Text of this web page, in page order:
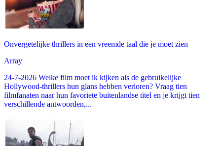
Onvergetelijke thrillers in een vreemde taal die je moet zien
Array
24-7-2026 Welke film moet ik kijken als de gebruikelijke
Hollywood-thrillers hun glans hebben verloren? Vraag tien
filmfanaten naar hun favoriete buitenlandse titel en je krijgt tien
verschillende antwoorden,...